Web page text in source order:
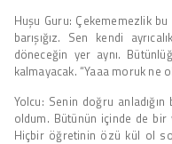
Huşu Guru: Çekememezlik
barışığız. Sen kendi
döneceğin yer aynı.
kalmayacak. “Yaaa moruk ne
Yolcu: Senin doğru
oldum. Bütünün içinde de
Hiçbir öğretinin özü kül ol